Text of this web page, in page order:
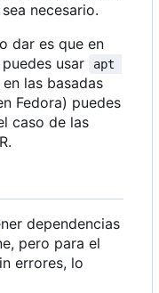
necesario.
dar es que en
usar
apt
las basadas
Fedora) puedes
caso de las
dependencias
pero para el
errores, lo